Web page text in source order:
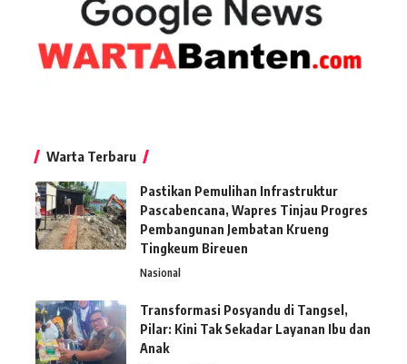
Warta Terbaru
Pastikan Pemulihan Infrastruktur
Pascabencana, Wapres Tinjau Progres
Pembangunan Jembatan Krueng
Tingkeum Bireuen
Nasional
Transformasi Posyandu di Tangsel,
Pilar: Kini Tak Sekadar Layanan Ibu dan
Anak